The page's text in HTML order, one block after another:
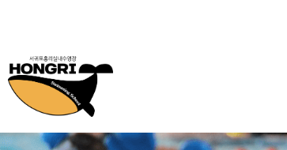
로
건
기